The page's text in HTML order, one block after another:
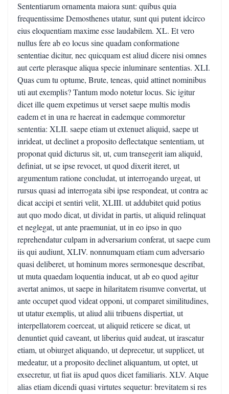
Sententiarum ornamenta maiora sunt: quibus quia
frequentissime Demosthenes utatur, sunt qui putent idcirco
eius eloquentiam maxime esse laudabilem. XL. Et vero
nullus fere ab eo locus sine quadam conformatione
sententiae dicitur, nec quicquam est aliud dicere nisi omnes
aut certe plerasque aliqua specie inluminare sententias. XLI.
Quas cum tu optume, Brute, teneas, quid attinet nominibus
uti aut exemplis? Tantum modo notetur locus. Sic igitur
dicet ille quem expetimus ut verset saepe multis modis
eadem et in una re haereat in eademque commoretur
sententia: XLII. saepe etiam ut extenuet aliquid, saepe ut
inrideat, ut declinet a proposito deflectatque sententiam, ut
proponat quid dicturus sit, ut, cum transegerit iam aliquid,
definiat, ut se ipse revocet, ut quod dixerit iteret, ut
argumentum ratione concludat, ut interrogando urgeat, ut
rursus quasi ad interrogata sibi ipse respondeat, ut contra ac
dicat accipi et sentiri velit, XLIII. ut addubitet quid potius
aut quo modo dicat, ut dividat in partis, ut aliquid relinquat
et neglegat, ut ante praemuniat, ut in eo ipso in quo
reprehendatur culpam in adversarium conferat, ut saepe cum
iis qui audiunt, XLIV. nonnumquam etiam cum adversario
quasi deliberet, ut hominum mores sermonesque describat,
ut muta quaedam loquentia inducat, ut ab eo quod agitur
avertat animos, ut saepe in hilaritatem risumve convertat, ut
ante occupet quod videat opponi, ut comparet similitudines,
ut utatur exemplis, ut aliud alii tribuens dispertiat, ut
interpellatorem coerceat, ut aliquid reticere se dicat, ut
denuntiet quid caveant, ut liberius quid audeat, ut irascatur
etiam, ut obiurget aliquando, ut deprecetur, ut supplicet, ut
medeatur, ut a proposito declinet aliquantum, ut optet, ut
exsecretur, ut fiat iis apud quos dicet familiaris. XLV. Atque
alias etiam dicendi quasi virtutes sequetur: brevitatem si res